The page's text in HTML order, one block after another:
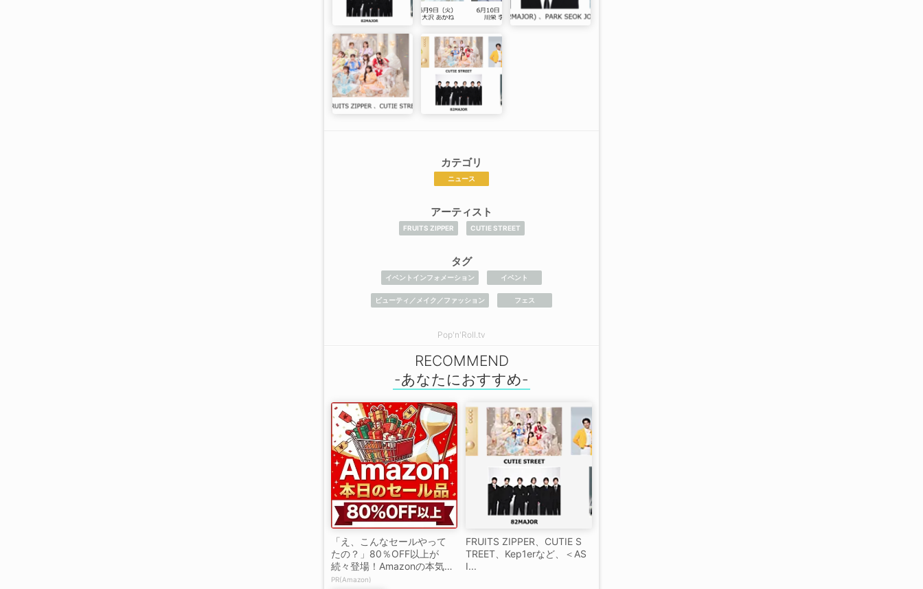
カテゴリ
ニュース
アーティスト
FRUITS ZIPPER CUTIE STREET
タグ
イベントインフォメーション イベント
ビューティ／メイク／ファッション フェス
Pop'n'Roll.tv
RECOMMEND
「え、こんなセールやって
たの？」80％OFF以上が
続々登場！Amazonの本気
が...
PR(Amazon)
FRUITS ZIPPER、CUTIE S
TREET、Kep1erなど、＜AS
I...